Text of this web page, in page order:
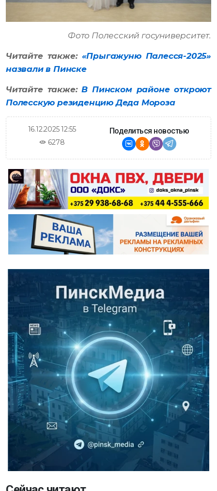
Фото Полесский госуниверситет.
Читайте также: «Прыгажуню Палесся-2025»
назвали в Пинске
Читайте также:В Пинском районе откроют
Полесскую резиденцию Деда Мороза
16.12.2025 12:55
6278
Поделиться новостью